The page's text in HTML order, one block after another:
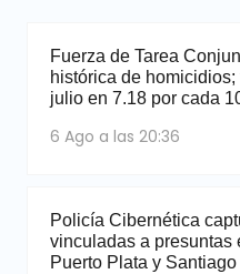
Fuerza de Tarea
histórica de
julio en 7.18 por cada
6 Ago a las 20:36
Policía Cibernética
vinculadas a presuntas
Puerto Plata y Santiago